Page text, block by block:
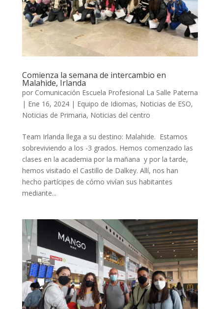
Comienza la semana de intercambio en
Malahide, Irlanda
por Comunicación Escuela Profesional La Salle Paterna
| Ene 16, 2024| Equipo de Idiomas, Noticias de ESO,
Noticias de Primaria, Noticias del centro
Team Irlanda llega a su destino: Malahide. Estamos
sobreviviendo a los -3 grados. Hemos comenzado las
clases en la academia por la mañana y por la tarde,
hemos visitado el Castillo de Dalkey. Allí, nos han
hecho partícipes de cómo vivían sus habitantes
mediante...